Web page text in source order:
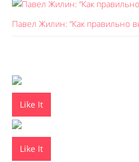
Павел Жилин: “Как правильно
Like It
Like It